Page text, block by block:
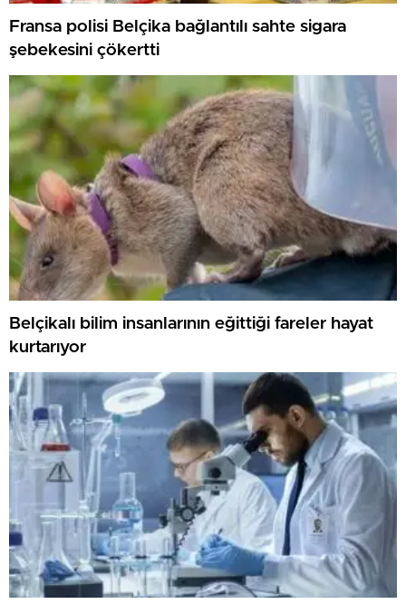
Fransa polisi Belçika bağlantılı sahte sigara
şebekesini çökertti
Belçikalı bilim insanlarının eğittiği fareler hayat
kurtarıyor